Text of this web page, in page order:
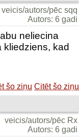
veicis/autors/pēc sqq
Autors: 6 gadi
neliecina
kliedziens, kad
šo ziņu Citēt šo ziņu
veicis/autors/pēc Rx
Autors: 6 gadi